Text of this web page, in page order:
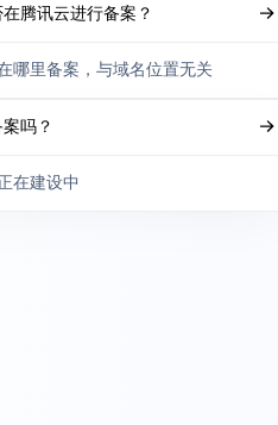
腾讯云进行备案？
哪里备案，与域名位置无关
吗？
在建设中